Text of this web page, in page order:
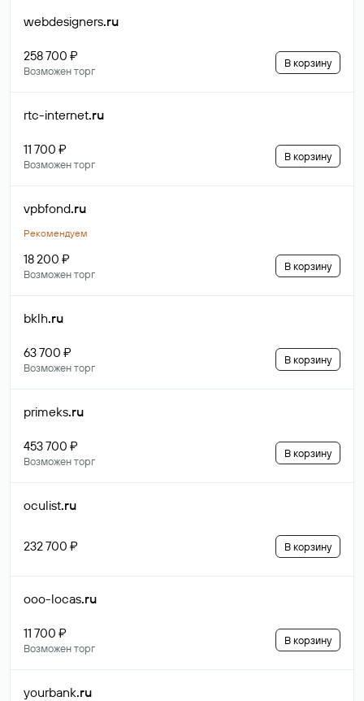
webdesigners.ru
258 700 ₽
Возможен торг
В корзину
rtc-internet.ru
11 700 ₽
Возможен торг
В корзину
vpbfond.ru
Рекомендуем
18 200 ₽
Возможен торг
В корзину
bklh.ru
63 700 ₽
Возможен торг
В корзину
primeks.ru
453 700 ₽
Возможен торг
В корзину
oculist.ru
232 700 ₽ В корзину
ooo-locas.ru
11 700 ₽
Возможен торг
В корзину
yourbank.ru